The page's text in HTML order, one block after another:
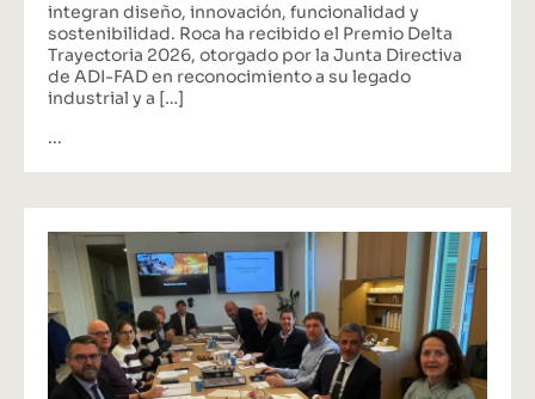
integran diseño, innovación, funcionalidad y
sostenibilidad. Roca ha recibido el Premio Delta
Trayectoria 2026, otorgado por la Junta Directiva
de ADI-FAD en reconocimiento a su legado
industrial y a […]
...